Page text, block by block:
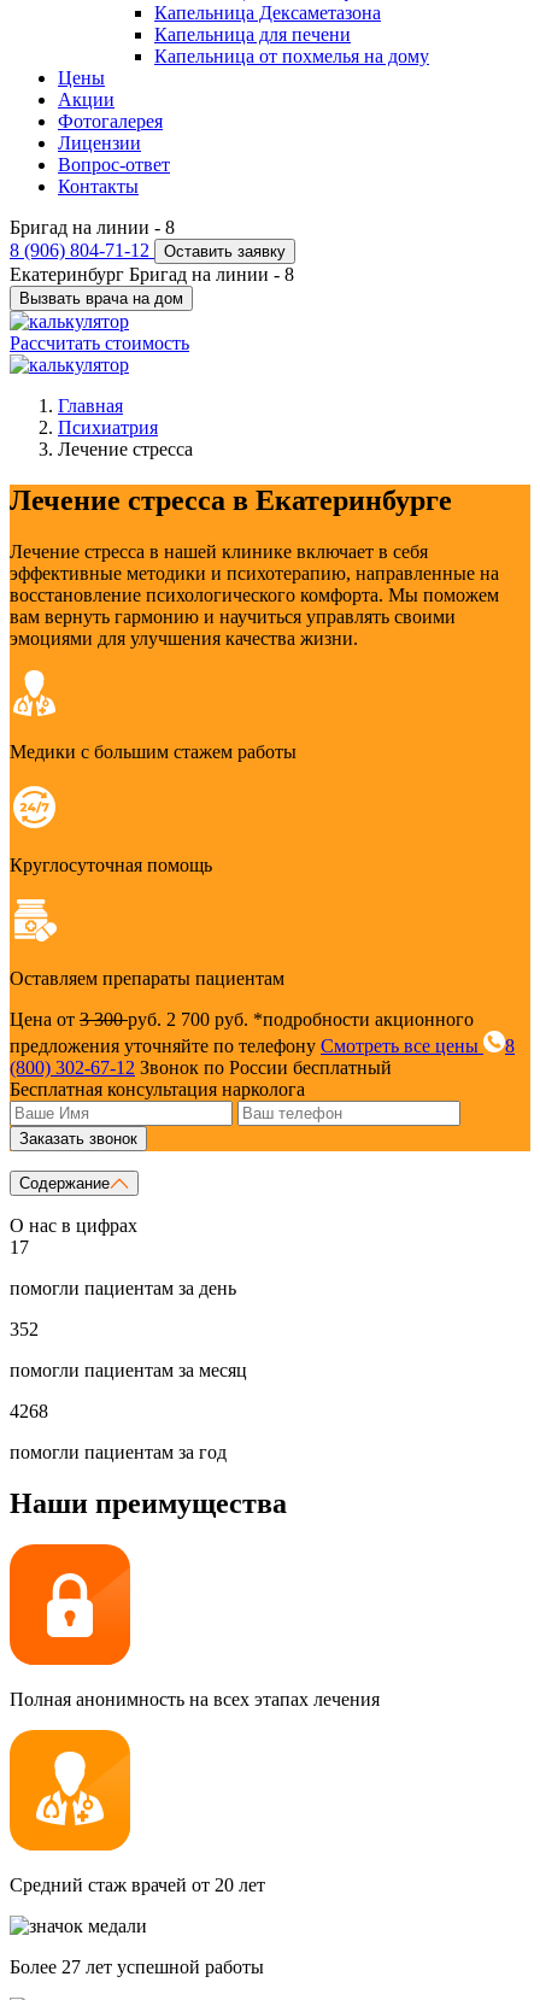
Капельница Дексаметазона
Капельница для печени
Капельница от похмелья на дому
Цены
Акции
Фотогалерея
Лицензии
Вопрос-ответ
Контакты
Бригад на линии - 8
8 (906) 804-71-12
Оставить заявку
Екатеринбург Бригад на линии - 8
Вызвать врача на дом
Рассчитать стоимость
Главная
Психиатрия
Лечение стресса
Лечение стресса в Екатеринбурге
Лечение стресса в нашей клинике включает в себя
эффективные методики и психотерапию, направленные на
восстановление психологического комфорта. Мы поможем
вам вернуть гармонию и научиться управлять своими
эмоциями для улучшения качества жизни.
Медики с большим стажем работы
Круглосуточная помощь
Оставляем препараты пациентам
Цена от 3 300руб. 2 700 руб. *подробности акционного
предложения уточняйте по телефону Смотреть все цены
8
(800) 302-67-12 Звонок по России бесплатный
Бесплатная консультация нарколога
Заказать звонок
Содержание
О нас в цифрах
17
помогли пациентам за день
352
помогли пациентам за месяц
4268
помогли пациентам за год
Наши преимущества
Полная анонимность на всех этапах лечения
Средний стаж врачей от 20 лет
Более 27 лет успешной работы